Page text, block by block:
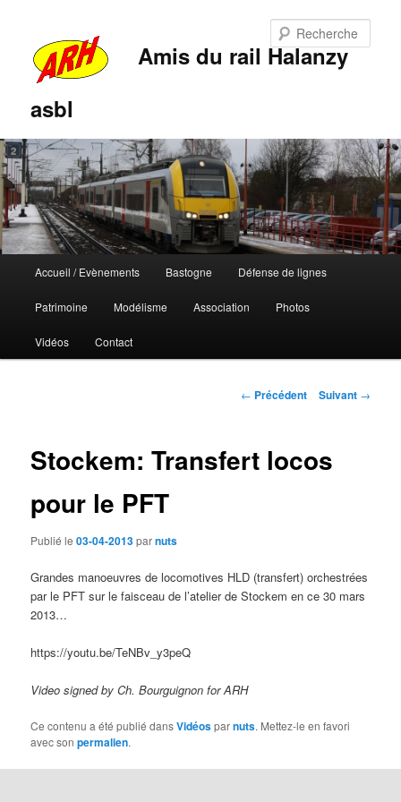
Amis du rail Halanzy
asbl
principal
Aller
au
contenu
Aller
au
contenu
Accueil / Evènements Bastogne Défense de lignes
Patrimoine Modélisme Association Photos
Vidéos Contact
Navigation
← Précédent Suivant →
Stockem: Transfert locos
pour le PFT
Publié le03-04-2013parnuts
Grandes manoeuvres de locomotives HLD (transfert) orchestrées
par le PFT sur le faisceau de l’atelier de Stockem en ce 30 mars
2013…
https://youtu.be/TeNBv_y3peQ
Video signed by Ch. Bourguignon for ARH
Ce contenu a été publié dansVidéosparnuts. Mettez-le en favori
avec sonpermalien.